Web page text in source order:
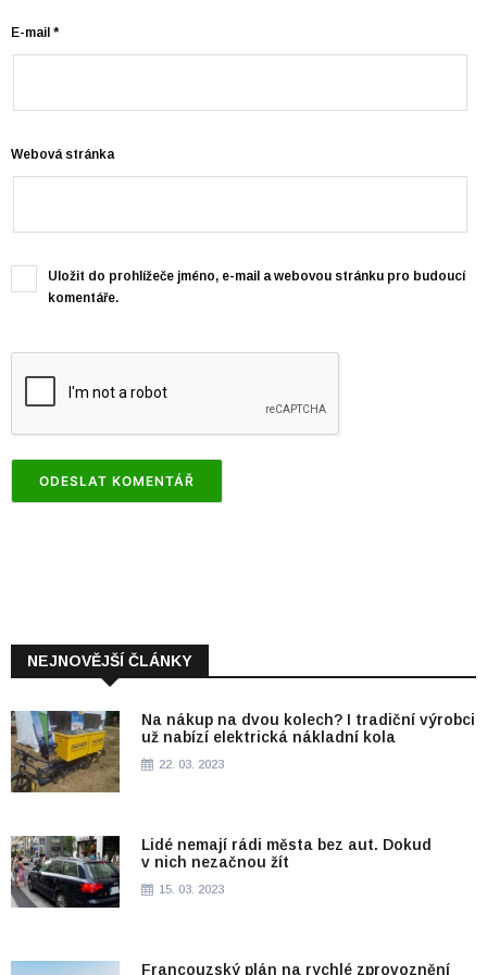
E-mail *
Webová stránka
Uložit do prohlížeče jméno, e-mail a webovou stránku pro budoucí
komentáře.
NEJNOVĚJŠÍ ČLÁNKY
Na nákup na dvou kolech? I tradiční výrobci
už nabízí elektrická nákladní kola
22. 03. 2023
Lidé nemají rádi města bez aut. Dokud
v nich nezačnou žít
15. 03. 2023
Francouzský plán na rychlé zprovoznění